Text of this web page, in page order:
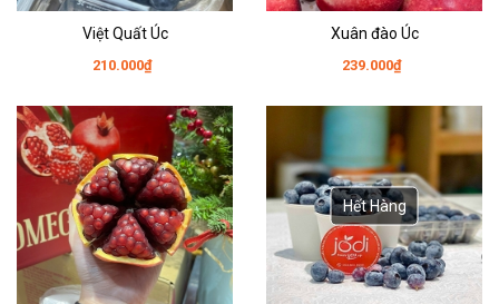
Việt Quất Úc
210.000₫
Xuân đào Úc
239.000₫
Hết Hàng